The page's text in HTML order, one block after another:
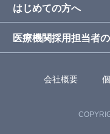
はじめての方へ
医療機関採用担当者
会社概要